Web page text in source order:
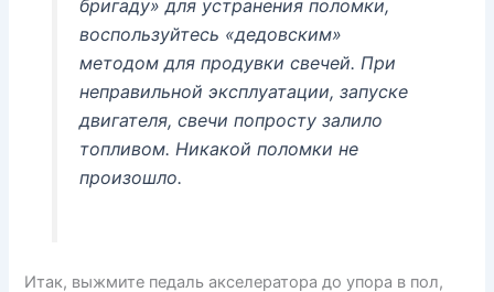
бригаду» для устранения поломки,
воспользуйтесь «дедовским»
методом для продувки свечей. При
неправильной эксплуатации, запуске
двигателя, свечи попросту залило
топливом. Никакой поломки не
произошло.
Итак, выжмите педаль акселератора до упора в пол,